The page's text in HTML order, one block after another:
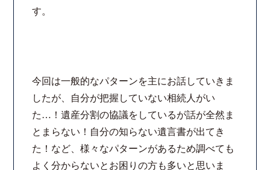
す。
今回は一般的なパターンを主にお話していきま
したが、自分が把握していない相続人がい
た…！遺産分割の協議をしているが話が全然ま
とまらない！自分の知らない遺言書が出てき
た！など、様々なパターンがあるため調べても
よく分からないとお困りの方も多いと思いま